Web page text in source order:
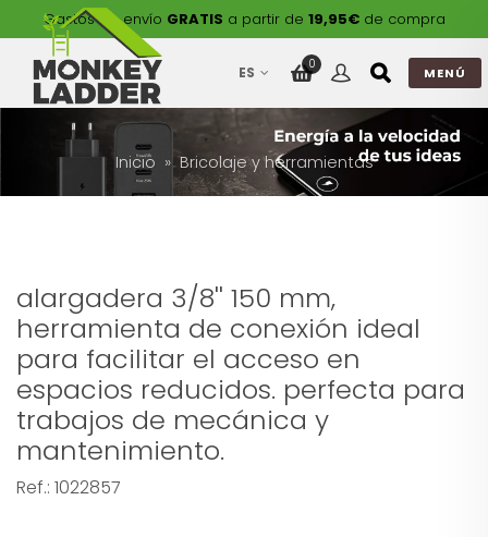
Gastos de envío GRATIS a partir de 19,95€de compra
ES 0
MENÚ
Inicio Bricolaje y herramientas
alargadera 3/8'' 150 mm,
herramienta de conexión ideal
para facilitar el acceso en
espacios reducidos. perfecta para
trabajos de mecánica y
mantenimiento.
Ref.: 1022857